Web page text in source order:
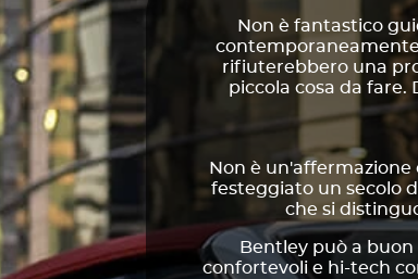
Non è fantastico
rifiuterebbero una
piccola cosa da fare.
Non è
festeggiato un secolo
che si
Bentley può a
confortevoli e hi-tech